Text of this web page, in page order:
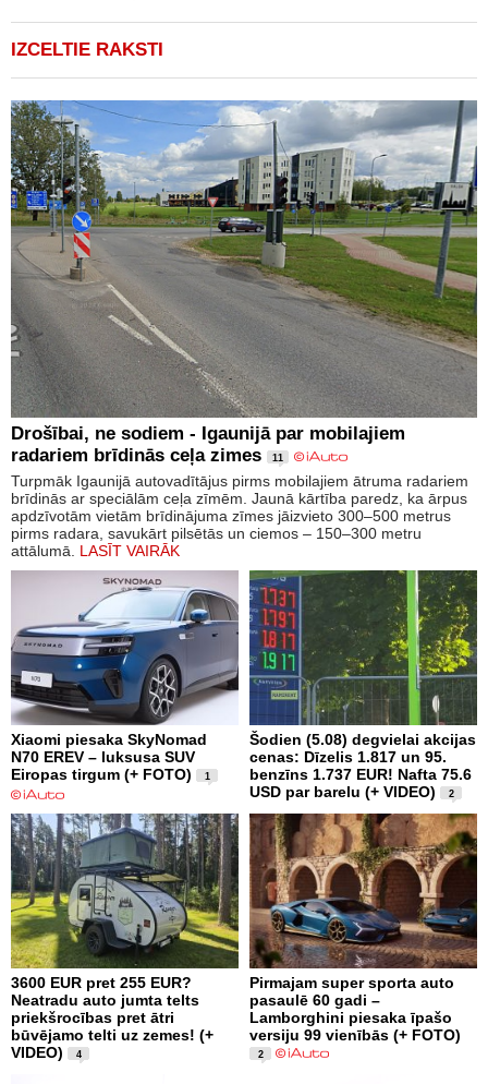
IZCELTIE RAKSTI
Drošībai, ne sodiem - Igaunijā par mobilajiem
radariem brīdinās ceļa zimes
11
Turpmāk Igaunijā autovadītājus pirms mobilajiem ātruma radariem
brīdinās ar speciālām ceļa zīmēm. Jaunā kārtība paredz, ka ārpus
apdzīvotām vietām brīdinājuma zīmes jāizvieto 300–500 metrus
pirms radara, savukārt pilsētās un ciemos – 150–300 metru
attālumā. LASĪT VAIRĀK
Xiaomi piesaka SkyNomad
N70 EREV – luksusa SUV
Eiropas tirgum (+ FOTO)
1
Šodien (5.08) degvielai akcijas
cenas: Dīzelis 1.817 un 95.
benzīns 1.737 EUR! Nafta 75.6
USD par barelu (+ VIDEO)
2
3600 EUR pret 255 EUR?
Neatradu auto jumta telts
priekšrocības pret ātri
būvējamo telti uz zemes! (+
VIDEO)
4
Pirmajam super sporta auto
pasaulē 60 gadi –
Lamborghini piesaka īpašo
versiju 99 vienībās (+ FOTO)
2